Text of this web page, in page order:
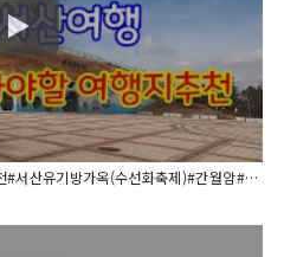
충남서산 꼭 가야할여행지 BEST8추천#서산유기방가옥(수선화축제)#간월암#개심사#버드랜드#해미읍성#부석사#서산마애삼존불#서산보원사지#서산맛집#서산가볼만한곳